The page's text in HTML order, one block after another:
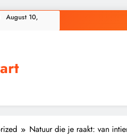
August 10,
Natuur die je raakt: van